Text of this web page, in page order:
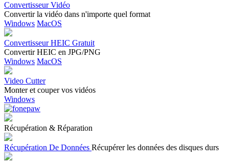
Convertisseur Vidéo
Convertir la vidéo dans n'importe quel format
Windows MacOS
Convertisseur HEIC Gratuit
Convertir HEIC en JPG/PNG
Windows MacOS
Video Cutter
Monter et couper vos vidéos
Windows
Récupération & Réparation
Récupération De Données Récupérer les données des disques durs